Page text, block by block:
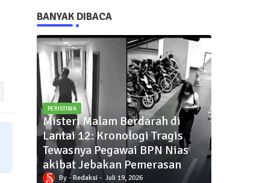
BANYAK DIBACA
PERISTIWA
Misteri Malam Berdarah di
Lantai 12: Kronologi Tragis
Tewasnya Pegawai BPN Nias
akibat Jebakan Pemerasan
Redaksi Juli 19, 2026